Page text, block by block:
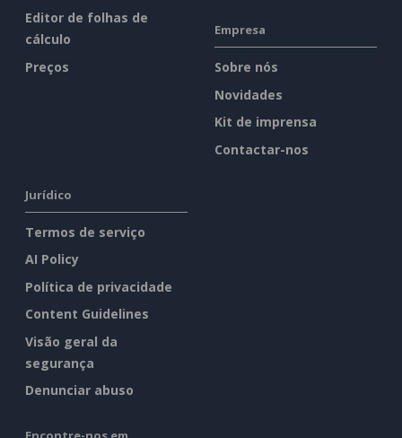
Editor de folhas de
cálculo
Preços
Empresa
Sobre nós
Novidades
Kit de imprensa
Contactar-nos
Jurídico
Termos de serviço
AI Policy
Política de privacidade
Content Guidelines
Visão geral da
segurança
Denunciar abuso